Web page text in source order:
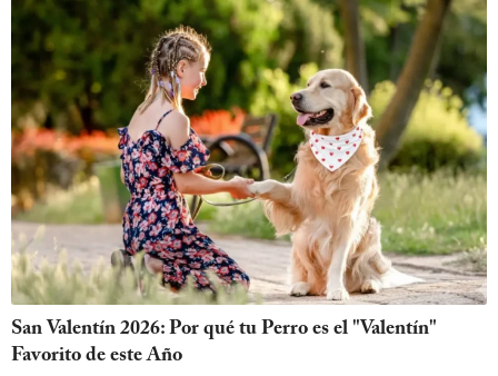
San Valentín 2026: Por qué tu Perro es el "Valentín"
Favorito de este Año